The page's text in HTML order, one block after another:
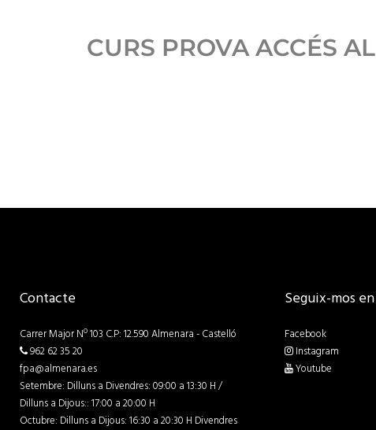
CURS PROVA ACCÉS
Contacte
Carrer Major Nº 103 C.P: 12.590 Almenara - Castelló
962 62 35 20
fpa@almenara.es
Setembre: Dilluns a Divendres: 09:00 a 13:30 H /
Dilluns a Dijous:: 17:00 a 20:00 H
Octubre: Dilluns a Dijous: 16:30 a 20:30 H Divendres
Seguix-mos
Facebook
Instagram
Youtube